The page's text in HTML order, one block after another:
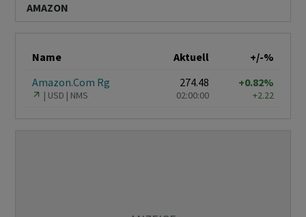
AMAZON
Name Aktuell
+/-%
Amazon.Com Rg
USD NMS
274.48
02:00:00
+0.82%
+2.22